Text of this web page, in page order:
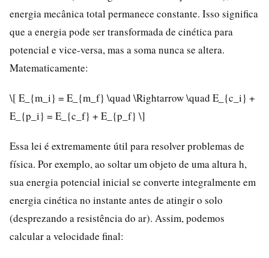
energia mecânica total permanece constante. Isso significa
que a energia pode ser transformada de cinética para
potencial e vice-versa, mas a soma nunca se altera.
Matematicamente:
\[ E_{m_i} = E_{m_f} \quad \Rightarrow \quad E_{c_i} +
E_{p_i} = E_{c_f} + E_{p_f} \]
Essa lei é extremamente útil para resolver problemas de
física. Por exemplo, ao soltar um objeto de uma altura h,
sua energia potencial inicial se converte integralmente em
energia cinética no instante antes de atingir o solo
(desprezando a resistência do ar). Assim, podemos
calcular a velocidade final: